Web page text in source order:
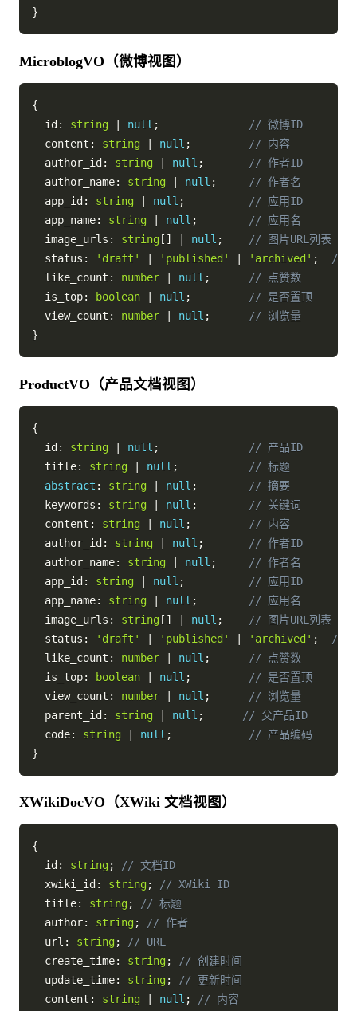
}
MicroblogVO（微博视图）
{
  id
: string null ;
// 微博ID
  content
: string null ;
// 内容
  author_id
: string null ;
// 作者ID
  author_name
: string null ;
// 作者名
  app_id
: string null ;
// 应用ID
  app_name
: string null ;
// 应用名
  image_urls
: string [ ] null ;
// 图片URL列表
  status
: 'draft' 'published' 'archived' ;
//
  like_count
: number null ;
// 点赞数
  is_top
: boolean null ;
// 是否置顶
  view_count
: number null ;
// 浏览量
}
ProductVO（产品文档视图）
{
  id
: string null ;
// 产品ID
  title
: string null ;
// 标题
abstract : string null ;
// 摘要
  keywords
: string null ;
// 关键词
  content
: string null ;
// 内容
  author_id
: string null ;
// 作者ID
  author_name
: string null ;
// 作者名
  app_id
: string null ;
// 应用ID
  app_name
: string null ;
// 应用名
  image_urls
: string [ ] null ;
// 图片URL列表
  status
: 'draft' 'published' 'archived' ;
//
  like_count
: number null ;
// 点赞数
  is_top
: boolean null ;
// 是否置顶
  view_count
: number null ;
// 浏览量
  parent_id
: string null ;
// 父产品ID
  code
: string null ;
// 产品编码
}
XWikiDocVO（XWiki 文档视图）
{
  id
: string;
// 文档ID
  xwiki_id
: string;
// XWiki ID
  title
: string;
// 标题
  author
: string;
// 作者
  url
: string;
// URL
  create_time
: string;
// 创建时间
  update_time
: string;
// 更新时间
  content
: string null ;
// 内容